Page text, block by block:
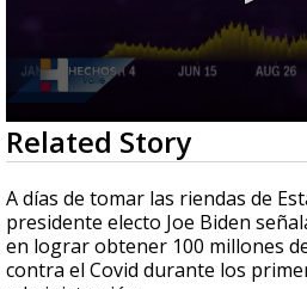
0
seconds
of
1
minute,
41
seconds
Related Story
A días de tomar las riendas de
presidente electo Joe Biden
en lograr obtener 100 millones
contra el Covid durante los